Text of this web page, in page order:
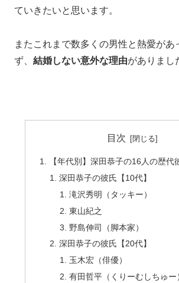
ていきたいと思います。
またこれまで数多くの男性と熱愛があ
ず、 結婚しない意外な理由がありまし
目次
【年代別】深田恭子の16人の歴代
深田恭子の彼氏【10代】
滝沢秀明（タッキー）
東山紀之
野島伸司（脚本家）
深田恭子の彼氏【20代】
玉木宏（俳優）
有田哲平（くりーむしちゅー